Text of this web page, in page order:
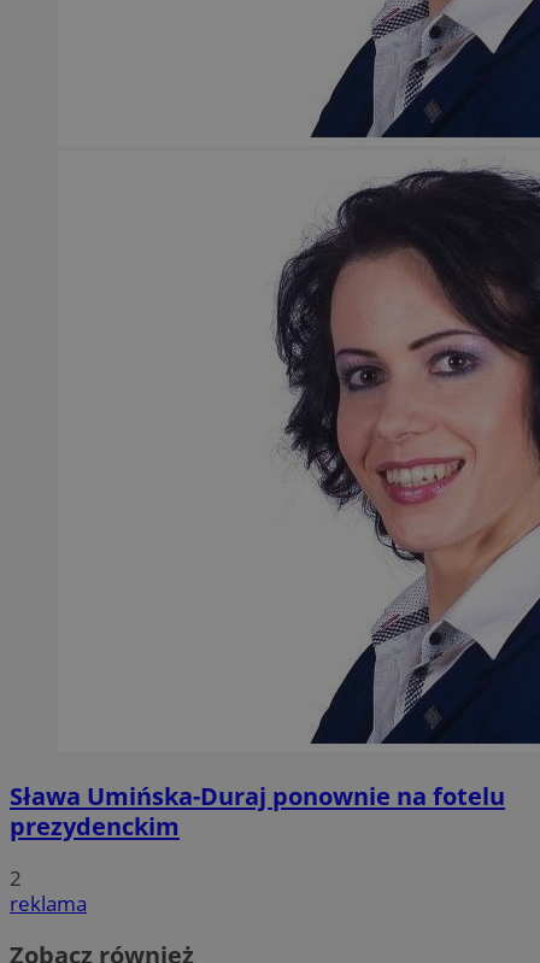
Sława Umińska-Duraj ponownie na fotelu
prezydenckim
2
reklama
Zobacz również